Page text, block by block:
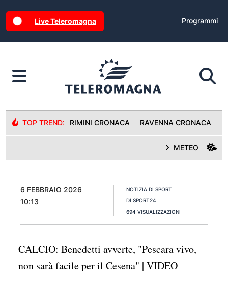
Live Teleromagna Programmi
TOP TREND: RIMINI CRONACA RAVENNA CRONACA
METEO
6 FEBBRAIO 2026
10:13
NOTIZIA DI SPORT
DI SPORT24
694 VISUALIZZAZIONI
CALCIO: Benedetti avverte, "Pescara vivo,
non sarà facile per il Cesena" | VIDEO